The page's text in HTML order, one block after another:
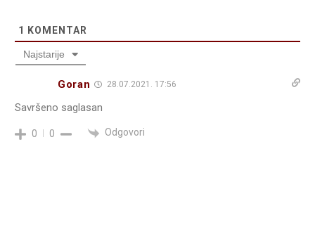
1 KOMENTAR
Najstarije
Goran 28.07.2021. 17:56
Savršeno saglasan
0 0 Odgovori